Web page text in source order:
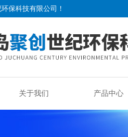
保科技有限公司！
关于我们 产品中心